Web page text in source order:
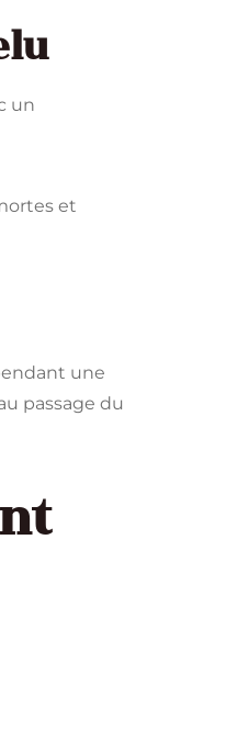
un
et
une
passage du